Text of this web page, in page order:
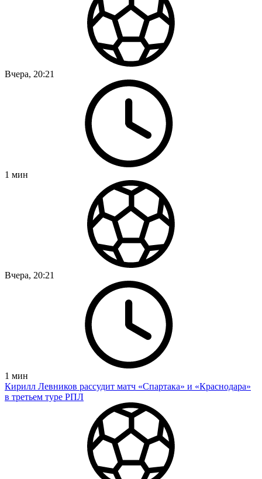
Вчера, 20:21
1 мин
Вчера, 20:21
1 мин
Кирилл Левников рассудит матч «Спартака» и «Краснодара»
в третьем туре РПЛ